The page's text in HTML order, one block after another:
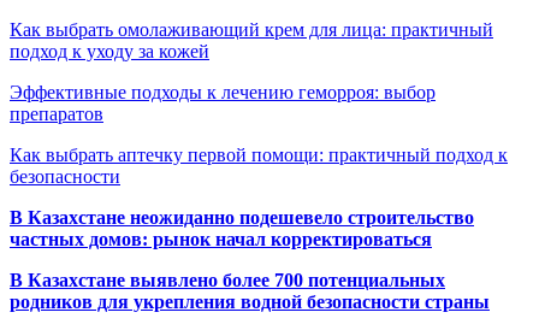
Как выбрать омолаживающий крем для лица: практичный
подход к уходу за кожей
Эффективные подходы к лечению геморроя: выбор
препаратов
Как выбрать аптечку первой помощи: практичный подход к
безопасности
В Казахстане неожиданно подешевело строительство
частных домов: рынок начал корректироваться
В Казахстане выявлено более 700 потенциальных
родников для укрепления водной безопасности страны